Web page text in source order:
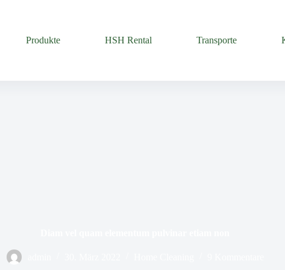
Produkte HSH Rental Transporte